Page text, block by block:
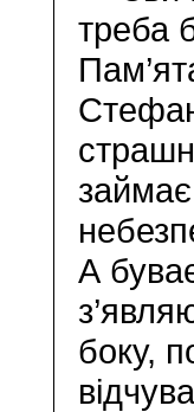
треба
А
боку,